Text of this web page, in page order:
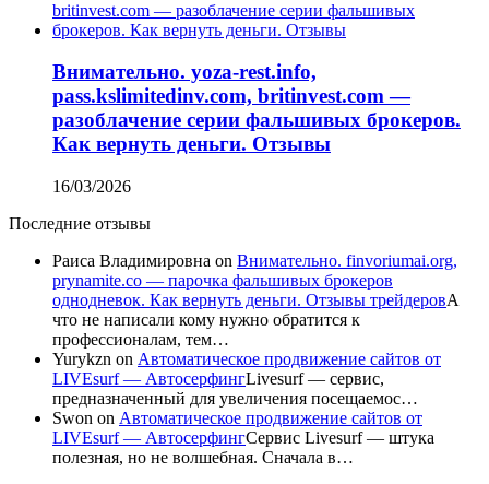
Внимательно. yoza-rest.info,
pass.kslimitedinv.com, britinvest.com —
разоблачение серии фальшивых брокеров.
Как вернуть деньги. Отзывы
16/03/2026
Последние отзывы
Раиса Владимировна on Внимательно. finvoriumai.org,
prynamite.co — парочка фальшивых брокеров
однодневок. Как вернуть деньги. Отзывы трейдеровА
что не написали кому нужно обратится к
профессионалам, тем…
Yurykzn on Автоматическое продвижение сайтов от
LIVEsurf — АвтосерфингLivesurf — сервис,
предназначенный для увеличения посещаемос…
Swon on Автоматическое продвижение сайтов от
LIVEsurf — АвтосерфингСервис Livesurf — штука
полезная, но не волшебная. Сначала в…